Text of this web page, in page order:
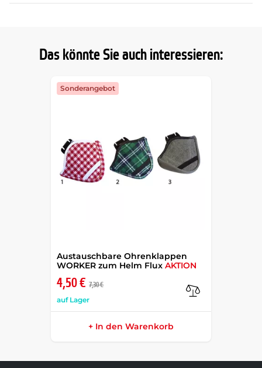
Das könnte Sie auch interessieren:
Austauschbare Ohrenklappen
WORKER zum Helm FluxAKTION
4,50 € 7,30 €
auf Lager
Sonderangebot
+ In den Warenkorb